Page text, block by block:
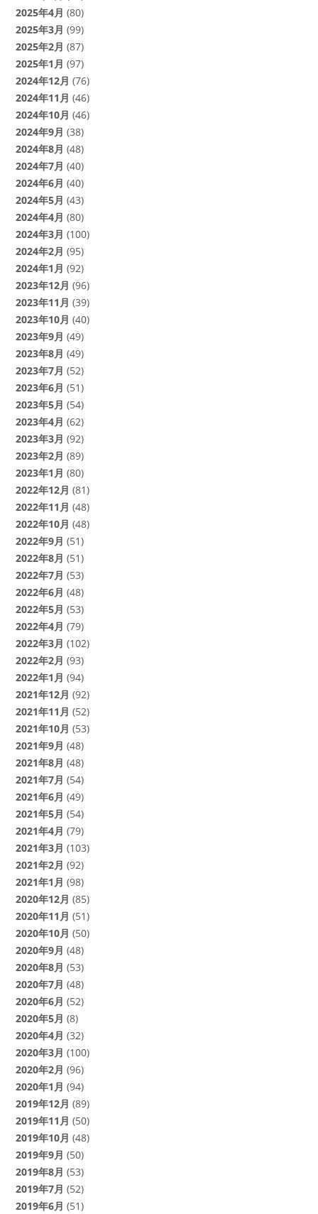
2025年4月 (80)
2025年3月 (99)
2025年2月 (87)
2025年1月 (97)
2024年12月 (76)
2024年11月 (46)
2024年10月 (46)
2024年9月 (38)
2024年8月 (48)
2024年7月 (40)
2024年6月 (40)
2024年5月 (43)
2024年4月 (80)
2024年3月 (100)
2024年2月 (95)
2024年1月 (92)
2023年12月 (96)
2023年11月 (39)
2023年10月 (40)
2023年9月 (49)
2023年8月 (49)
2023年7月 (52)
2023年6月 (51)
2023年5月 (54)
2023年4月 (62)
2023年3月 (92)
2023年2月 (89)
2023年1月 (80)
2022年12月 (81)
2022年11月 (48)
2022年10月 (48)
2022年9月 (51)
2022年8月 (51)
2022年7月 (53)
2022年6月 (48)
2022年5月 (53)
2022年4月 (79)
2022年3月 (102)
2022年2月 (93)
2022年1月 (94)
2021年12月 (92)
2021年11月 (52)
2021年10月 (53)
2021年9月 (48)
2021年8月 (48)
2021年7月 (54)
2021年6月 (49)
2021年5月 (54)
2021年4月 (79)
2021年3月 (103)
2021年2月 (92)
2021年1月 (98)
2020年12月 (85)
2020年11月 (51)
2020年10月 (50)
2020年9月 (48)
2020年8月 (53)
2020年7月 (48)
2020年6月 (52)
2020年5月 (8)
2020年4月 (32)
2020年3月 (100)
2020年2月 (96)
2020年1月 (94)
2019年12月 (89)
2019年11月 (50)
2019年10月 (48)
2019年9月 (50)
2019年8月 (53)
2019年7月 (52)
2019年6月 (51)